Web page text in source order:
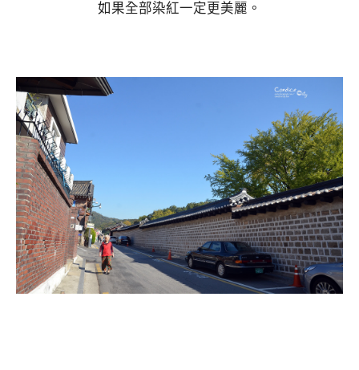
如果全部染紅一定更美麗。